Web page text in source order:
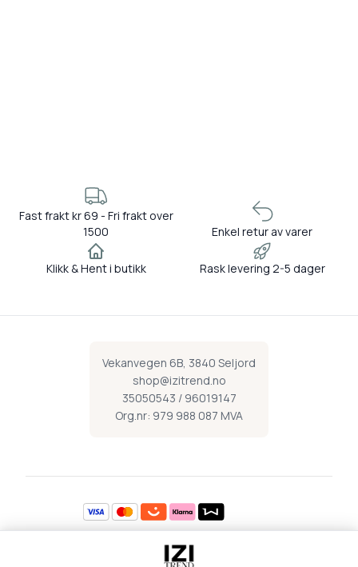
Fast frakt kr 69 - Fri frakt over
1500
Enkel retur av varer
Klikk & Hent i butikk Rask levering 2-5 dager
Vekanvegen 6B, 3840 Seljord
shop@izitrend.no
35050543 / 96019147
Org.nr: 979 988 087 MVA